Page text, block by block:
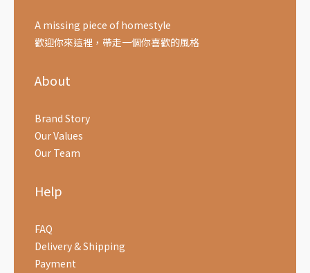
A missing piece of homestyle
歡迎你來這裡，帶走一個你喜歡的風格
About
Brand Story
Our Values
Our Team
Help
FAQ
Delivery & Shipping
Payment